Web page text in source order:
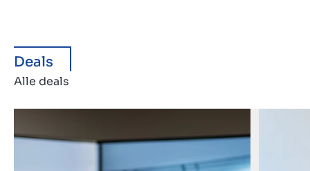
Deals
Alle deals